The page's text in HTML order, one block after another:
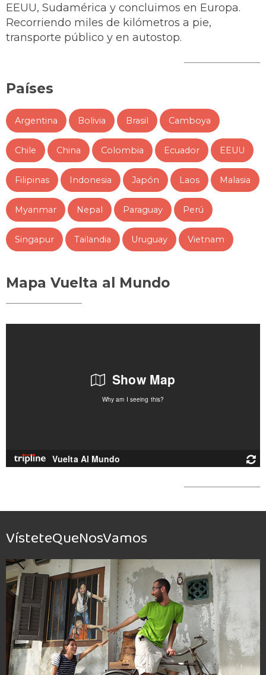
EEUU, Sudamérica y concluimos en Europa.
Recorriendo miles de kilómetros a pie,
transporte público y en autostop.
Países
Argentina Bolivia Brasil Camboya
Chile China Colombia Ecuador EEUU
Filipinas Indonesia Japón Laos Malasia
Myanmar Nepal Paraguay Perú
Singapur Tailandia Uruguay Vietnam
Mapa Vuelta al Mundo
VísteteQueNosVamos